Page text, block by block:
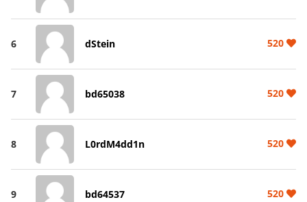
6 dStein 520
7 bd65038 520
8 L0rdM4dd1n 520
9 bd64537 520